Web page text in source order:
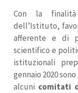
Con la finalità
dell’Istituto,
afferente e di
scientifico e
istituzionali
gennaio 2020
alcuni comitati